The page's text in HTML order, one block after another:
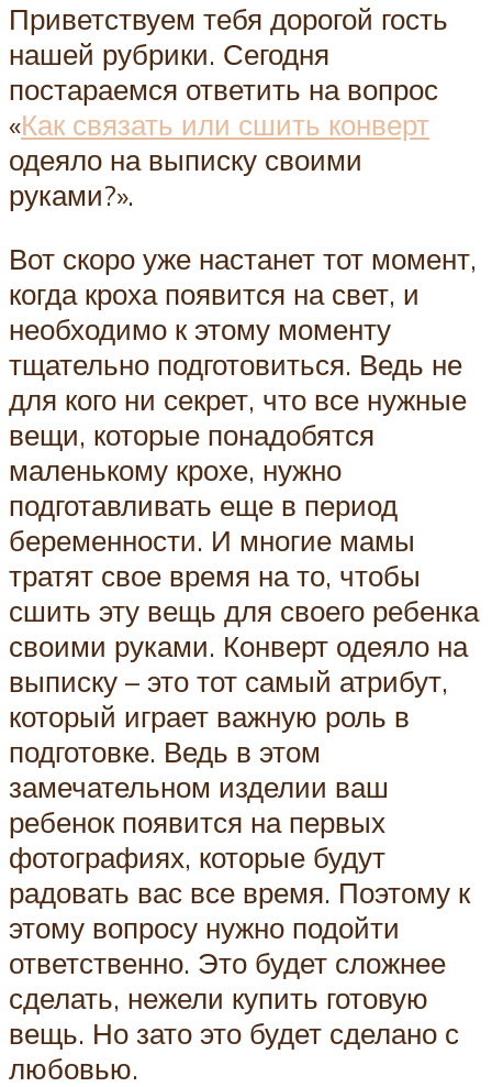
Приветствуем тебя дорогой гость
нашей рубрики. Сегодня
постараемся ответить на вопрос
«Как связать или сшить конверт
одеяло на выписку своими
руками?».
Вот скоро уже настанет тот момент,
когда кроха появится на свет, и
необходимо к этому моменту
тщательно подготовиться. Ведь не
для кого ни секрет, что все нужные
вещи, которые понадобятся
маленькому крохе, нужно
подготавливать еще в период
беременности. И многие мамы
тратят свое время на то, чтобы
сшить эту вещь для своего ребенка
своими руками. Конверт одеяло на
выписку – это тот самый атрибут,
который играет важную роль в
подготовке. Ведь в этом
замечательном изделии ваш
ребенок появится на первых
фотографиях, которые будут
радовать вас все время. Поэтому к
этому вопросу нужно подойти
ответственно. Это будет сложнее
сделать, нежели купить готовую
вещь. Но зато это будет сделано с
любовью.